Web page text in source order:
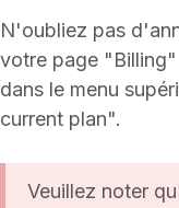
N'oubliez pas
votre page
dans le menu
current plan".
Veuillez noter